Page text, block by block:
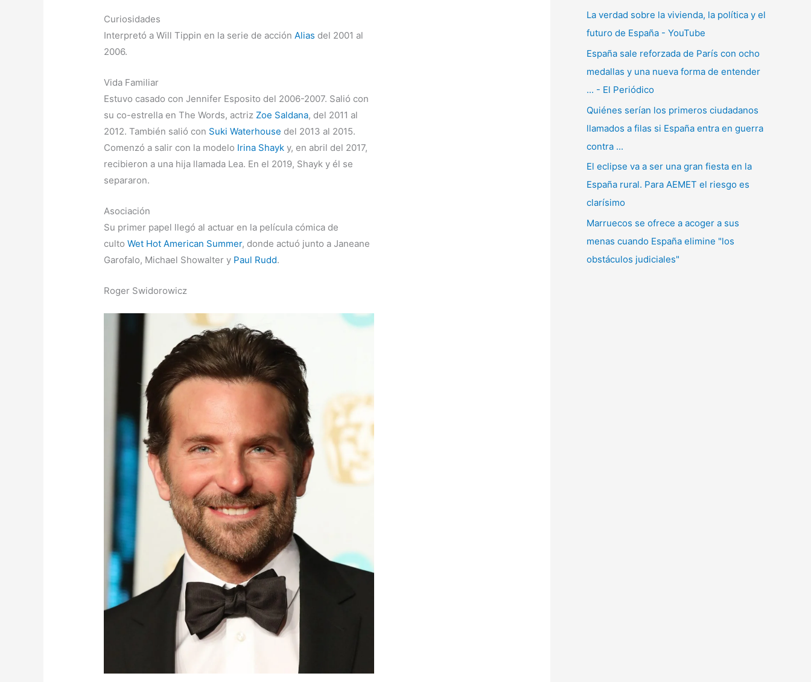
Curiosidades
Interpretó a Will Tippin en la serie de acciónAlias del 2001 al
2006.
Vida Familiar
Estuvo casado con Jennifer Esposito del 2006-2007. Salió con
su co-estrella en The Words, actrizZoe Saldana, del 2011 al
2012. También salió con Suki Waterhouse del 2013 al 2015.
Comenzó a salir con la modelo Irina Shayk y, en abril del 2017,
recibieron a una hija llamada Lea. En el 2019, Shayk y él se
separaron.
Asociación
Su primer papel llegó al actuar en la película cómica de
cultoWet Hot American Summer, donde actuó junto a Janeane
Garofalo, Michael Showalter y Paul Rudd.
Roger Swidorowicz
La verdad sobre la vivienda, la política y el
futuro de España - YouTube
España sale reforzada de París con ocho
medallas y una nueva forma de entender
... - El Periódico
Quiénes serían los primeros ciudadanos
llamados a filas si España entra en guerra
contra ...
El eclipse va a ser una gran fiesta en la
España rural. Para AEMET el riesgo es
clarísimo
Marruecos se ofrece a acoger a sus
menas cuando España elimine "los
obstáculos judiciales"